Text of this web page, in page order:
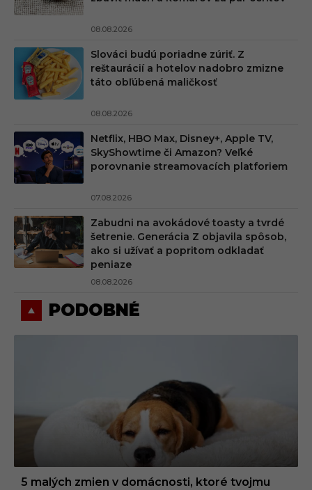
08.08.2026
Slováci budú poriadne zúriť. Z
reštaurácií a hotelov nadobro zmizne
táto obľúbená maličkosť
08.08.2026
Netflix, HBO Max, Disney+, Apple TV,
SkyShowtime či Amazon? Veľké
porovnanie streamovacích platforiem
07.08.2026
Zabudni na avokádové toasty a tvrdé
šetrenie. Generácia Z objavila spôsob,
ako si užívať a popritom odkladať
peniaze
08.08.2026
PODOBNÉ
5 malých zmien v domácnosti, ktoré tvojmu